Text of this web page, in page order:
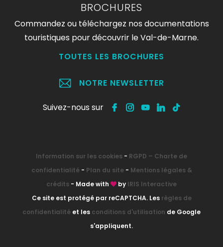
BROCHURES
Commandez ou téléchargez nos documentations
touristiques pour découvrir le Val-de-Marne.
TOUTES LES BROCHURES
NOTRE NEWSLETTER
Suivez-nous sur
Information sur les cookies - RGPD – Charte de
confidentialité- Plan du site- Mentions légales &
crédits - Made with by IRIS Interactive
Ce site est protégé par reCAPTCHA. Les règles de
confidentialité et les conditions d'utilisation de Google
s'appliquent.